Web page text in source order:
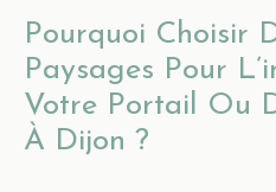
Pourquoi Choisir
Paysages Pour
Votre Portail Ou
À Dijon ?